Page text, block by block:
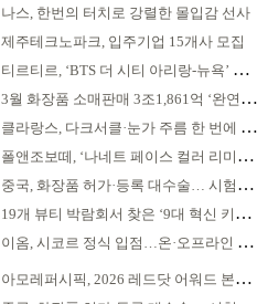
나스, 한번의 터치로 강렬한 몰입감 선사
제주테크노파크, 입주기업 15개사 모집
티르티르, ‘BTS 더 시티 아리랑-뉴욕’ 참여
3월 화장품 소매판매 3조1,861억 ‘완연한 회복’
클라랑스, 다크서클·눈가 주름 한 번에 더블 케어
폴앤조보떼, ‘나네트 페이스 컬러 리미티드’ 출시
중국, 화장품 허가·등록 대수술… 시험자료 공용 허용
19개 뷰티 박람회서 찾은 ‘9대 혁신 키워드’
이옴, 시코르 정식 입점…온·오프라인 유통망 확대
아모레퍼시픽, 2026 레드닷 어워드 본상 2개 수상